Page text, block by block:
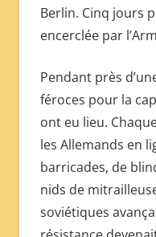
Berlin. Cinq jours
encerclée par
Pendant près
féroces pour la
ont eu lieu.
les Allemands en
barricades, de
nids de
soviétiques